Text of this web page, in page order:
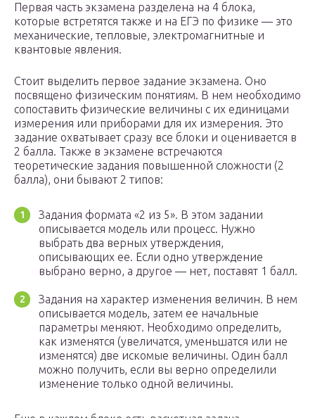
Первая часть экзамена разделена на 4 блока,
которые встретятся также и на ЕГЭ по физике — это
механические, тепловые, электромагнитные и
квантовые явления.
Стоит выделить первое задание экзамена. Оно
посвящено физическим понятиям. В нем необходимо
сопоставить физические величины с их единицами
измерения или приборами для их измерения. Это
задание охватывает сразу все блоки и оценивается в
2 балла. Также в экзамене встречаются
теоретические задания повышенной сложности (2
балла), они бывают 2 типов:
Задания формата «2 из 5». В этом задании
описывается модель или процесс. Нужно
выбрать два верных утверждения,
описывающих ее. Если одно утверждение
выбрано верно, а другое — нет, поставят 1 балл.
Задания на характер изменения величин. В нем
описывается модель, затем ее начальные
параметры меняют. Необходимо определить,
как изменятся (увеличатся, уменьшатся или не
изменятся) две искомые величины. Один балл
можно получить, если вы верно определили
изменение только одной величины.